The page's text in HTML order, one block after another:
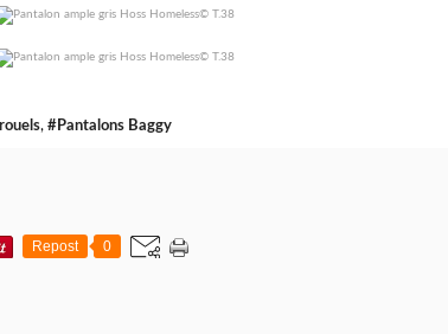
, #Pantalons Baggy
Repost 0